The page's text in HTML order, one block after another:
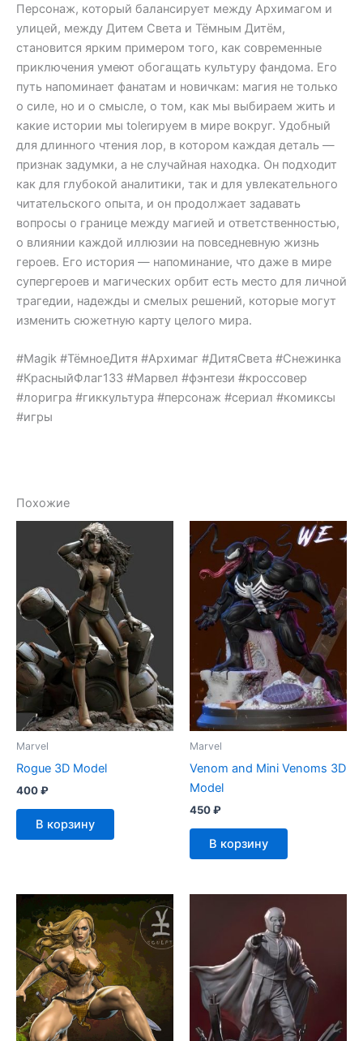
Персонаж, который балансирует между Архимагом и
улицей, между Дитем Света и Тёмным Дитём,
становится ярким примером того, как современные
приключения умеют обогащать культуру фандома. Его
путь напоминает фанатам и новичкам: магия не только
о силе, но и о смысле, о том, как мы выбираем жить и
какие истории мы tolerируем в мире вокруг. Удобный
для длинного чтения лор, в котором каждая деталь —
признак задумки, а не случайная находка. Он подходит
как для глубокой аналитики, так и для увлекательного
читательского опыта, и он продолжает задавать
вопросы о границе между магией и ответственностью,
о влиянии каждой иллюзии на повседневную жизнь
героев. Его история — напоминание, что даже в мире
супергероев и магических орбит есть место для личной
трагедии, надежды и смелых решений, которые могут
изменить сюжетную карту целого мира.
#Magik #ТёмноеДитя #Архимаг #ДитяСвета #Снежинка
#КрасныйФлаг133 #Марвел #фэнтези #кроссовер
#лоригра #гиккультура #персонаж #сериал #комиксы
#игры
Похожие
Marvel
Rogue 3D Model
400₽
В корзину
Marvel
Venom and Mini Venoms 3D
Model
450₽
В корзину